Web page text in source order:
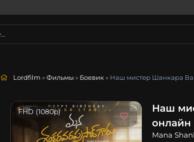
Lordfilm »Фильмы » Боевик » Наш мистер Шанкара
FHD (1080p)
Наш
онлайн
Mana